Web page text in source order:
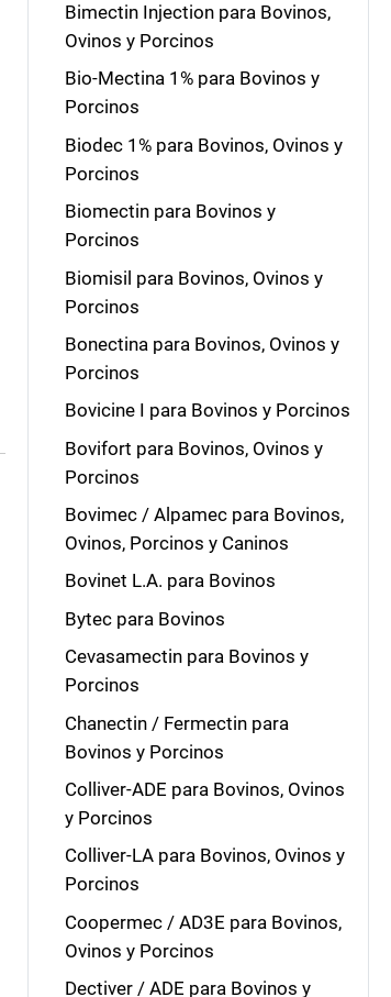
Bimectin Injection para Bovinos,
Ovinos y Porcinos
Bio-Mectina 1% para Bovinos y
Porcinos
Biodec 1% para Bovinos, Ovinos y
Porcinos
Biomectin para Bovinos y
Porcinos
Biomisil para Bovinos, Ovinos y
Porcinos
Bonectina para Bovinos, Ovinos y
Porcinos
Bovicine I para Bovinos y Porcinos
Bovifort para Bovinos, Ovinos y
Porcinos
Bovimec / Alpamec para Bovinos,
Ovinos, Porcinos y Caninos
Bovinet L.A. para Bovinos
Bytec para Bovinos
Cevasamectin para Bovinos y
Porcinos
Chanectin / Fermectin para
Bovinos y Porcinos
Colliver-ADE para Bovinos, Ovinos
y Porcinos
Colliver-LA para Bovinos, Ovinos y
Porcinos
Coopermec / AD3E para Bovinos,
Ovinos y Porcinos
Dectiver / ADE para Bovinos y